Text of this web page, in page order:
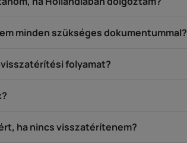
minden szükséges dokumentummal?
folyamat?
ha nincs visszatérítenem?